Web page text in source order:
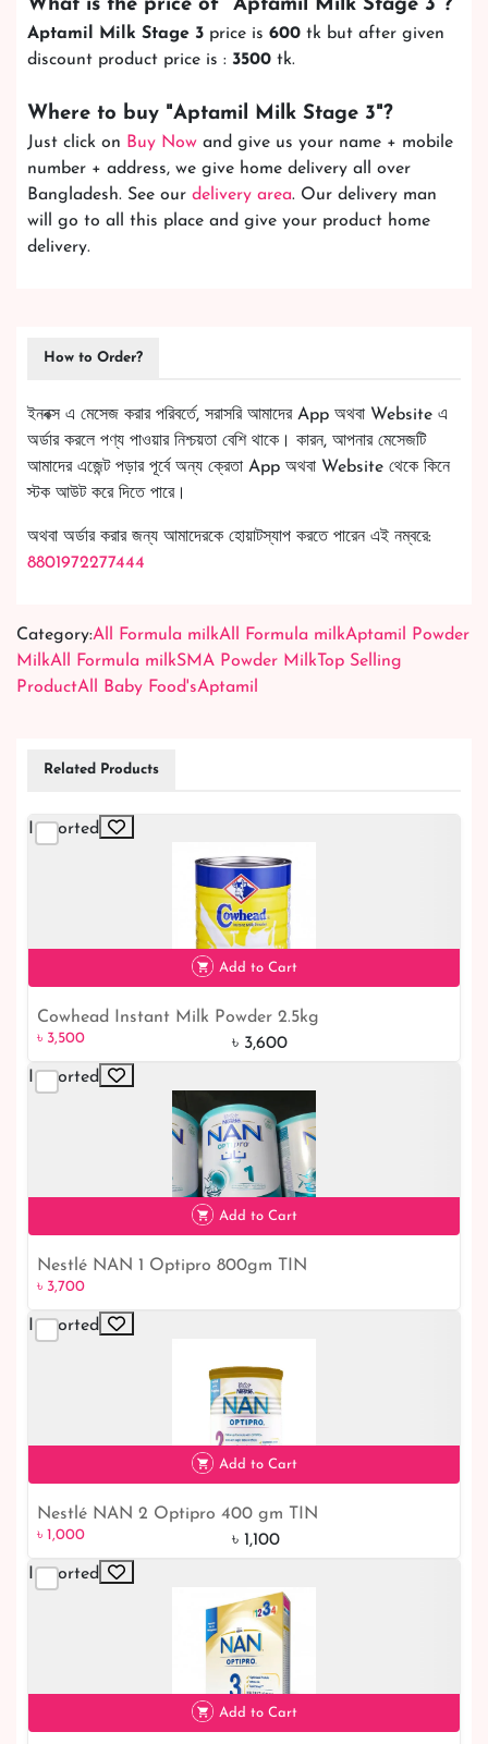
What is the price of " Aptamil Milk Stage 3 "?
Aptamil Milk Stage 3 price is 600 tk but after given
discount product price is : 3500 tk.
Where to buy "Aptamil Milk Stage 3"?
Just click on Buy Now and give us your name + mobile
number + address, we give home delivery all over
Bangladesh. See our delivery area. Our delivery man
will go to all this place and give your product home
delivery.
How to Order?
ইনবক্স এ মেসেজ করার পরিবর্তে, সরাসরি আমাদের App অথবা Website এ
অর্ডার করলে পণ্য পাওয়ার নিশ্চয়তা বেশি থাকে। কারন, আপনার মেসেজটি
আমাদের এজেন্ট পড়ার পূর্বে অন্য ক্রেতা App অথবা Website থেকে কিনে
স্টক আউট করে দিতে পারে।
অথবা অর্ডার করার জন্য আমাদেরকে হোয়াটস্যাপ করতে পারেন এই নম্বরে:
8801972277444
Category:All Formula milkAll Formula milkAptamil Powder
MilkAll Formula milkSMA Powder Milk Top Selling
ProductAll Baby Food'sAptamil
Related Products
Imported
৳ 3,500
Add to Cart
Cowhead Instant Milk Powder 2.5kg
৳ 3,500
৳ 3,600
Imported
৳ 3,700
Add to Cart
Nestlé NAN 1 Optipro 800gm TIN
৳ 3,700
Imported
৳ 1,0009% off
Add to Cart
Nestlé NAN 2 Optipro 400 gm TIN
৳ 1,000
৳ 1,100
Imported
Add to Cart